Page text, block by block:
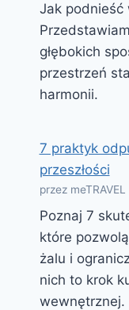
Jak podnieść
głębokich
przestrzeń
harmonii.
7 praktyk
przeszłości
przez meTRAVEL
Poznaj 7
które
żalu i
nich to krok
wewnętrznej.